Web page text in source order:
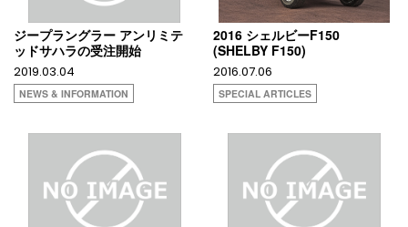
ジープラングラー アンリミテ
ッドサハラの受注開始
2019.03.04
NEWS & INFORMATION
2016 シェルビーF150
(SHELBY F150)
2016.07.06
SPECIAL ARTICLES